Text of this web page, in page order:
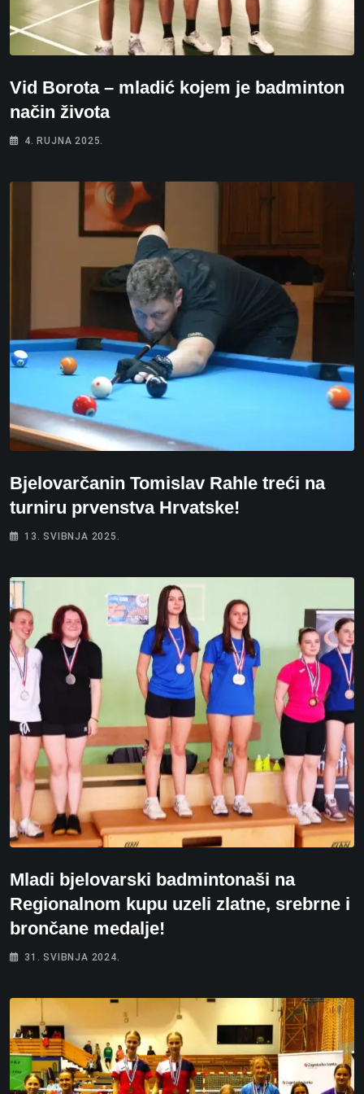
Vid Borota – mladić kojem je badminton
način života
4. RUJNA 2025.
Bjelovarčanin Tomislav Rahle treći na
turniru prvenstva Hrvatske!
13. SVIBNJA 2025.
Mladi bjelovarski badmintonaši na
Regionalnom kupu uzeli zlatne, srebrne i
brončane medalje!
31. SVIBNJA 2024.